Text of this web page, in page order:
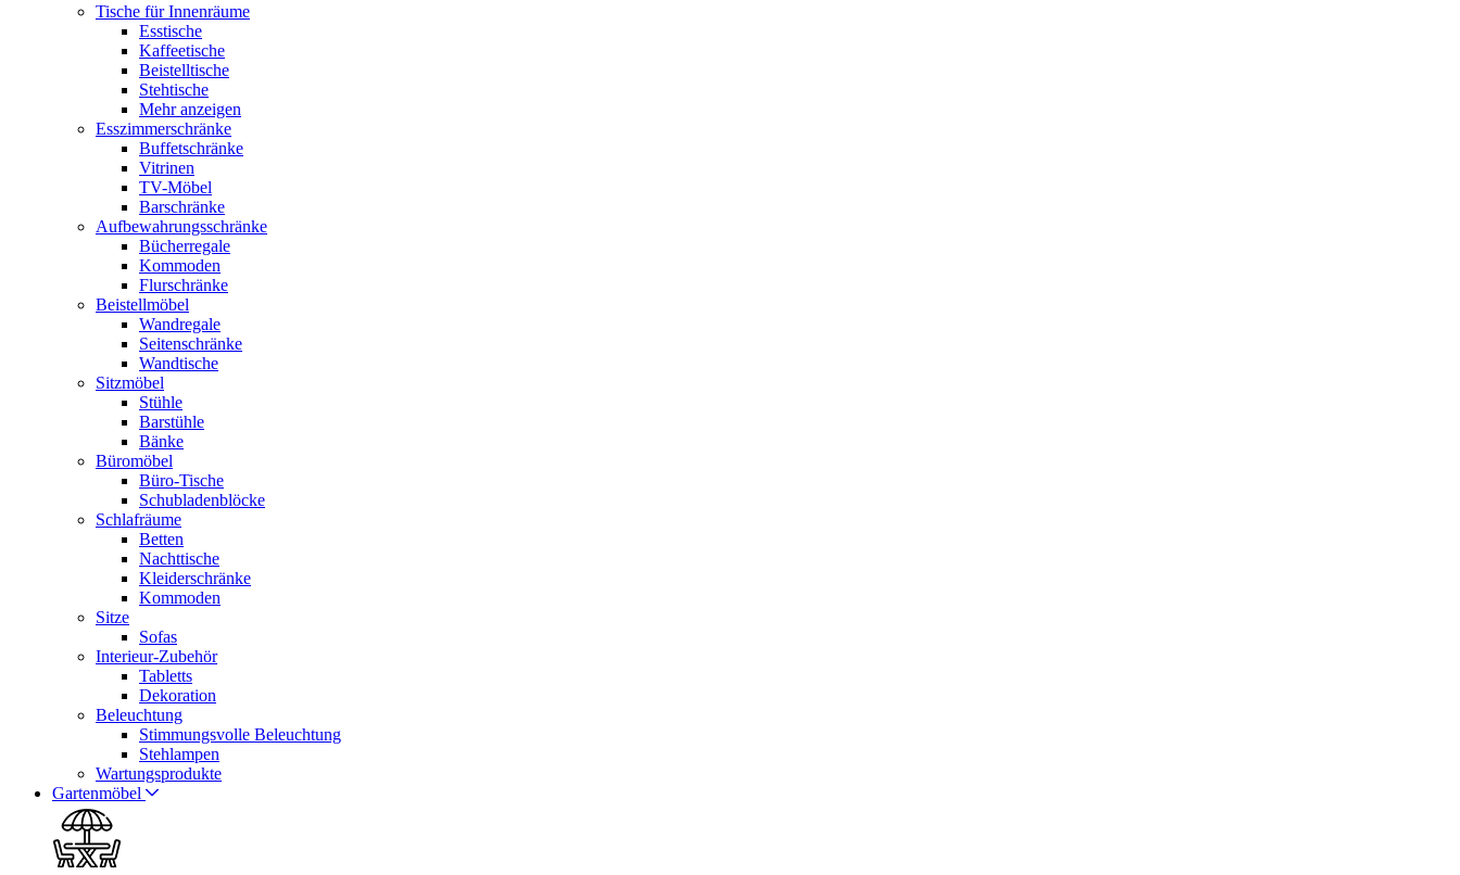
Tische für Innenräume
Esstische
Kaffeetische
Beistelltische
Stehtische
Mehr anzeigen
Esszimmerschränke
Buffetschränke
Vitrinen
TV-Möbel
Barschränke
Aufbewahrungsschränke
Bücherregale
Kommoden
Flurschränke
Beistellmöbel
Wandregale
Seitenschränke
Wandtische
Sitzmöbel
Stühle
Barstühle
Bänke
Büromöbel
Büro-Tische
Schubladenblöcke
Schlafräume
Betten
Nachttische
Kleiderschränke
Kommoden
Sitze
Sofas
Interieur-Zubehör
Tabletts
Dekoration
Beleuchtung
Stimmungsvolle Beleuchtung
Stehlampen
Wartungsprodukte
Gartenmöbel